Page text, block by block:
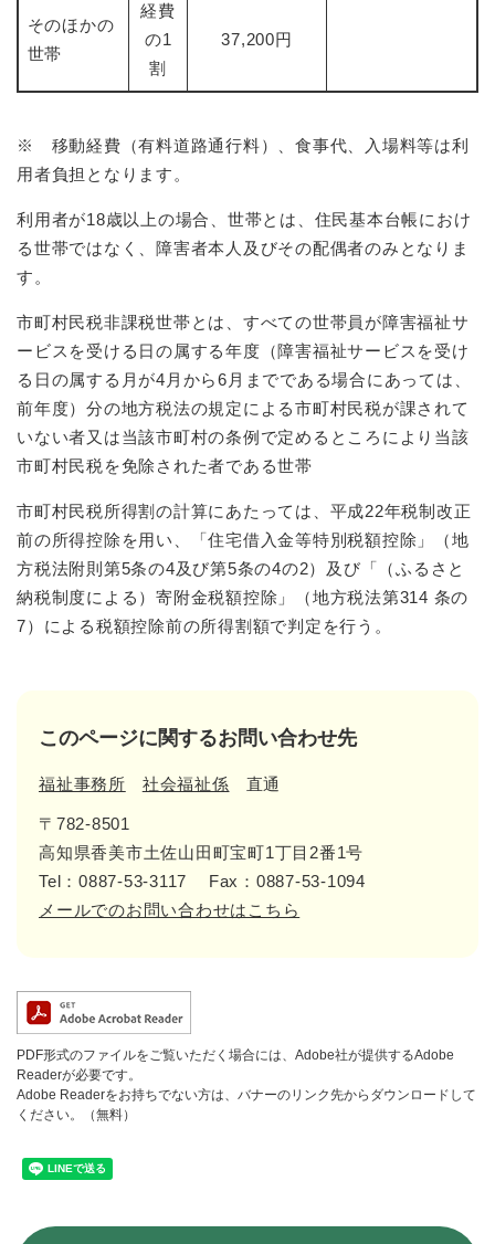
そのほかの
世帯
経費
の1
割
37,200円
※ 移動経費（有料道路通行料）、食事代、入場料等は利
用者負担となります。
利用者が18歳以上の場合、世帯とは、住民基本台帳におけ
る世帯ではなく、障害者本人及びその配偶者のみとなりま
す。
市町村民税非課税世帯とは、すべての世帯員が障害福祉サ
ービスを受ける日の属する年度（障害福祉サービスを受け
る日の属する月が4月から6月までである場合にあっては、
前年度）分の地方税法の規定による市町村民税が課されて
いない者又は当該市町村の条例で定めるところにより当該
市町村民税を免除された者である世帯
市町村民税所得割の計算にあたっては、平成22年税制改正
前の所得控除を用い、「住宅借入金等特別税額控除」（地
方税法附則第5条の4及び第5条の4の2）及び「（ふるさと
納税制度による）寄附金税額控除」（地方税法第314 条の
7）による税額控除前の所得割額で判定を行う。
このページに関するお問い合わせ先
福祉事務所 社会福祉係 直通
〒782-8501
高知県香美市土佐山田町宝町1丁目2番1号
Tel：0887-53-3117
Fax：0887-53-1094
メールでのお問い合わせはこちら
PDF形式のファイルをご覧いただく場合には、Adobe社が提供するAdobe
Readerが必要です。
Adobe Readerをお持ちでない方は、バナーのリンク先からダウンロードして
ください。（無料）